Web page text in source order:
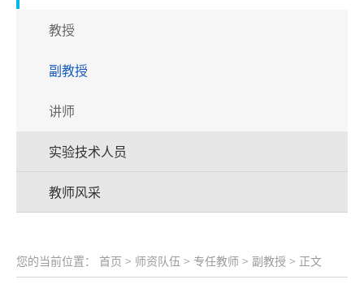
教授
副教授
讲师
实验技术人员
教师风采
您的当前位置： 首页 > 师资队伍 > 专任教师 > 副教授 > 正文